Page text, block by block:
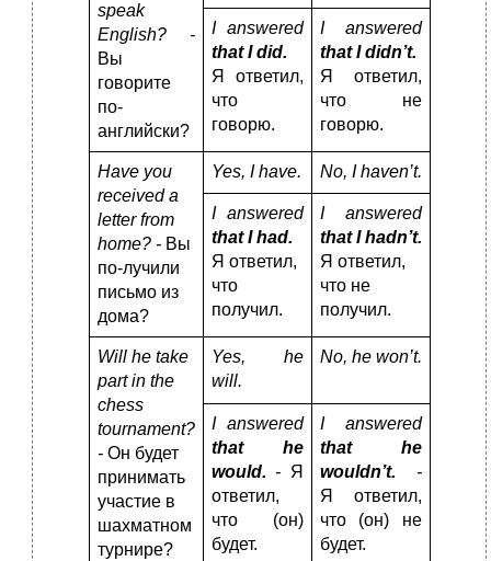
speak
English? -
Вы
говорите
по-
английски?
I answered
that I did.
Я ответил,
что
говорю.
I answered
that I didn’t.
Я ответил,
что не
говорю.
Have you
received a
letter from
home? - Вы
по-лучили
письмо из
дома?
Yes, I have. No, I haven’t.
I answered
that I had.
Я ответил,
что
получил.
I answered
that I hadn’t.
Я ответил,
что не
получил.
Will he take
part in the
chess
tournament?
-Он будет
принимать
участие в
шахматном
турнире?
Yes, he
will.
No, he won’t.
I answered
that he
would. - Я
ответил,
что (он)
будет.
I answered
that he
wouldn’t. -
Я ответил,
что (он) не
будет.